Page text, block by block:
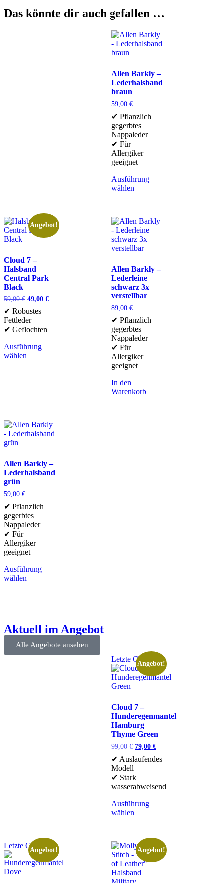
Das könnte dir auch gefallen …
Allen Barkly –
Lederhalsband
braun
59,00 €
✔ Pflanzlich
gegerbtes
Nappaleder
✔ Für
Allergiker
geeignet
Ausführung
wählen
Angebot!
Cloud 7 –
Halsband
Central Park
Black
59,00€ 49,00 €
✔ Robustes
Fettleder
✔ Geflochten
Ausführung
wählen
Allen Barkly –
Lederleine
schwarz 3x
verstellbar
89,00 €
✔ Pflanzlich
gegerbtes
Nappaleder
✔ Für
Allergiker
geeignet
In den
Warenkorb
Allen Barkly –
Lederhalsband
grün
59,00 €
✔ Pflanzlich
gegerbtes
Nappaleder
✔ Für
Allergiker
geeignet
Ausführung
wählen
Aktuell im Angebot
Alle Angebote ansehen
Letzte Chance
Angebot!
Cloud 7 –
Hunderegenmantel
Hamburg
Thyme Green
99,00€ 79,00 €
✔ Auslaufendes
Modell
✔ Stark
wasserabweisend
Ausführung
wählen
Letzte Chance
Angebot! Angebot!